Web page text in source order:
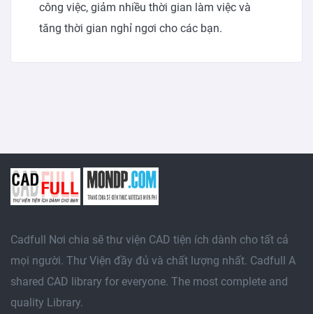
công việc, giảm nhiều thời gian làm việc và
tăng thời gian nghỉ ngơi cho các bạn.
Cadfull Nơi chia sẽ thư viện CAD tiện ích dành cho tất cả
mọi người. Thư Viện đầy đủ và chất lượng nhất. Cadfull A
shared CAD library for everyone. The most complete and
quality Library.